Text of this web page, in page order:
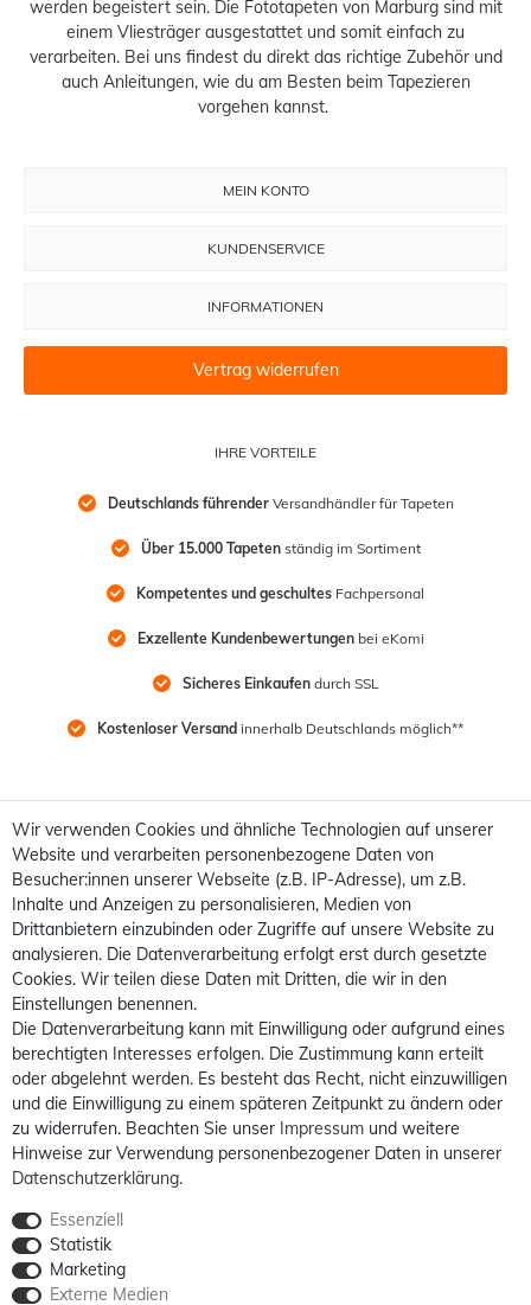
werden begeistert sein. Die Fototapeten von Marburg sind mit
einem Vliesträger ausgestattet und somit einfach zu
verarbeiten. Bei uns findest du direkt das richtige Zubehör und
auch Anleitungen, wie du am Besten beim Tapezieren
vorgehen kannst.
IHRE VORTEILE
Deutschlands führender Versandhändler für Tapeten
Über 15.000 Tapeten ständig im Sortiment
Kompetentes und geschultes Fachpersonal
Exzellente Kundenbewertungen bei eKomi
Sicheres Einkaufen durch SSL
Kostenloser Versand innerhalb Deutschlands möglich**
MEIN KONTO
KUNDENSERVICE
INFORMATIONEN
Vertrag widerrufen
Wir verwenden Cookies und ähnliche Technologien auf unserer
Website und verarbeiten personenbezogene Daten von
Besucher:innen unserer Webseite (z.B. IP-Adresse), um z.B.
Inhalte und Anzeigen zu personalisieren, Medien von
Drittanbietern einzubinden oder Zugriffe auf unsere Website zu
analysieren. Die Datenverarbeitung erfolgt erst durch gesetzte
Cookies. Wir teilen diese Daten mit Dritten, die wir in den
Einstellungen benennen.
Die Datenverarbeitung kann mit Einwilligung oder aufgrund eines
berechtigten Interesses erfolgen. Die Zustimmung kann erteilt
oder abgelehnt werden. Es besteht das Recht, nicht einzuwilligen
und die Einwilligung zu einem späteren Zeitpunkt zu ändern oder
zu widerrufen. Beachten Sie unser Impressum und weitere
Hinweise zur Verwendung personenbezogener Daten in unserer
Daten­schutz­erklärung.
Essenziell
Statistik
Marketing
Externe Medien